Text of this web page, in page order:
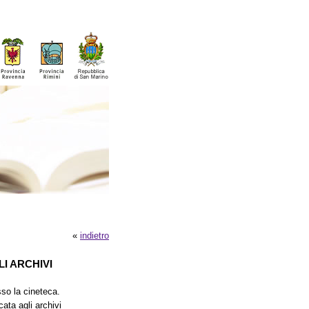
« indietro
ARCHIVI
la cineteca.
agli archivi